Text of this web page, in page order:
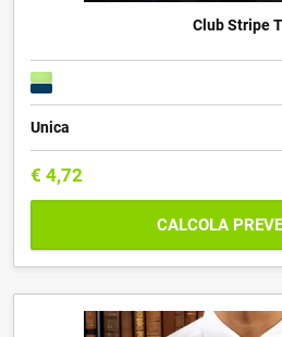
Club Stripe
Unica
€ 4,72
CALCOLA